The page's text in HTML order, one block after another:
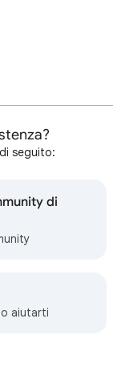
seguito:
di
aiutarti